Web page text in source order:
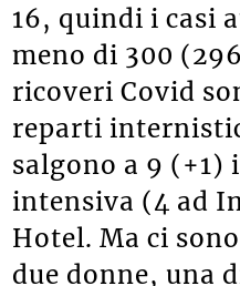
16, quindi i casi
meno di 300
ricoveri Covid
reparti
salgono a 9 (+1)
intensiva (4 ad
Hotel. Ma ci
due donne, una